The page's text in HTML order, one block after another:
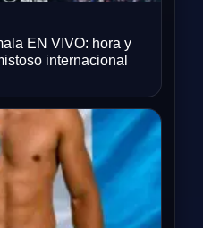
EN VIVO: hora y
internacional